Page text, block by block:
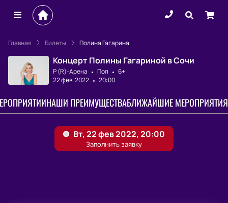
Главная Билеты Полина Гагарина
Концерт Полины Гагариной в Сочи
Р (R)-Арена Поп
6+
22 фев. 2022
20:00
НАШИ ПРЕИМУЩЕСТВАБЛИЖАЙШИЕ МЕРОПРИЯТИЯ